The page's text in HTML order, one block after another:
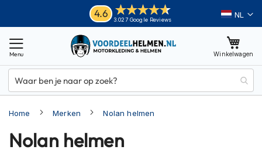
4.6
3.027 Google Reviews
Ga
naar
inhoud
Taal
Winkelwagen
M
o
t
o
h
l
e
n
Home Merken Nolan helmen
Nolan helmen